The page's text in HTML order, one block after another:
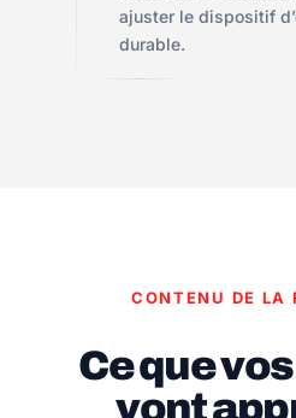
ajuster le dispositif
durable.
CONTENU DE LA
Ce que
vont